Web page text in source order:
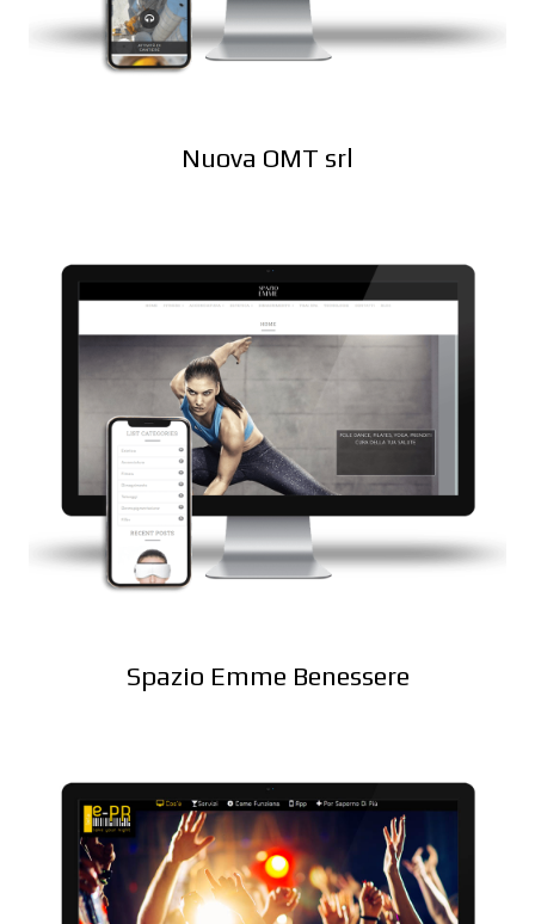
Nuova OMT srl
Spazio Emme Benessere